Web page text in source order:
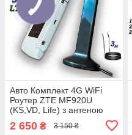
Авто Комплект 4G WiFi
Роутер ZTE MF920U
(KS,VD, Life) з антеною
MIMO 2×16dbi Магніт 3 м.
2 650 ₴ 3 150 ₴